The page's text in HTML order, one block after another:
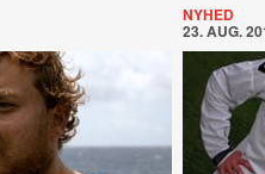
NYHED
23. AUG.